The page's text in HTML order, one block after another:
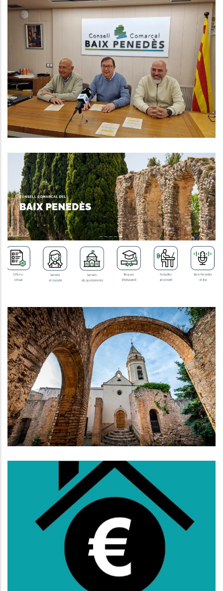
El CCBP Impulsa El Programa
Consolida’t Amb La Col·laboració
Dels Gremis De La Comarca
Ocupació P. econòmica
MILLORA DE LA USABILITAT DE LA
WEB INSTITUCIONAL
Altres,P. econòmica
El Baix Penedès Reforça La
Promoció Turística De L’interior
Amb Un Pla Estratègic De 3 Anys
Turisme
Subvencions Per Al Pagament Del
Lloguer Per A Persones Que
Tinguin De 36 A 64 Anys
Habitatge,S. socials